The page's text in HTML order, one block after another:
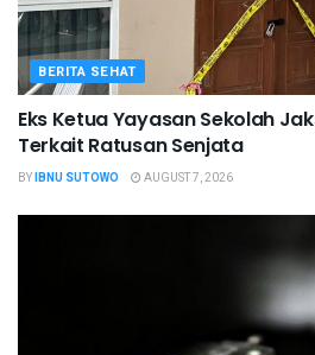
BERITA SEHAT
Eks Ketua Yayasan Sekolah
Terkait Ratusan Senjata
BYIBNU SUTOWO AUGUST 7, 2026